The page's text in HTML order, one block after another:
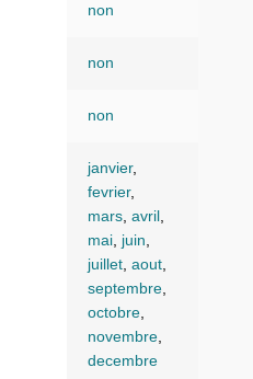
non
non
non
janvier,
fevrier,
mars avril
mai juin
juillet aout
septembre
octobre
novembre
decembre